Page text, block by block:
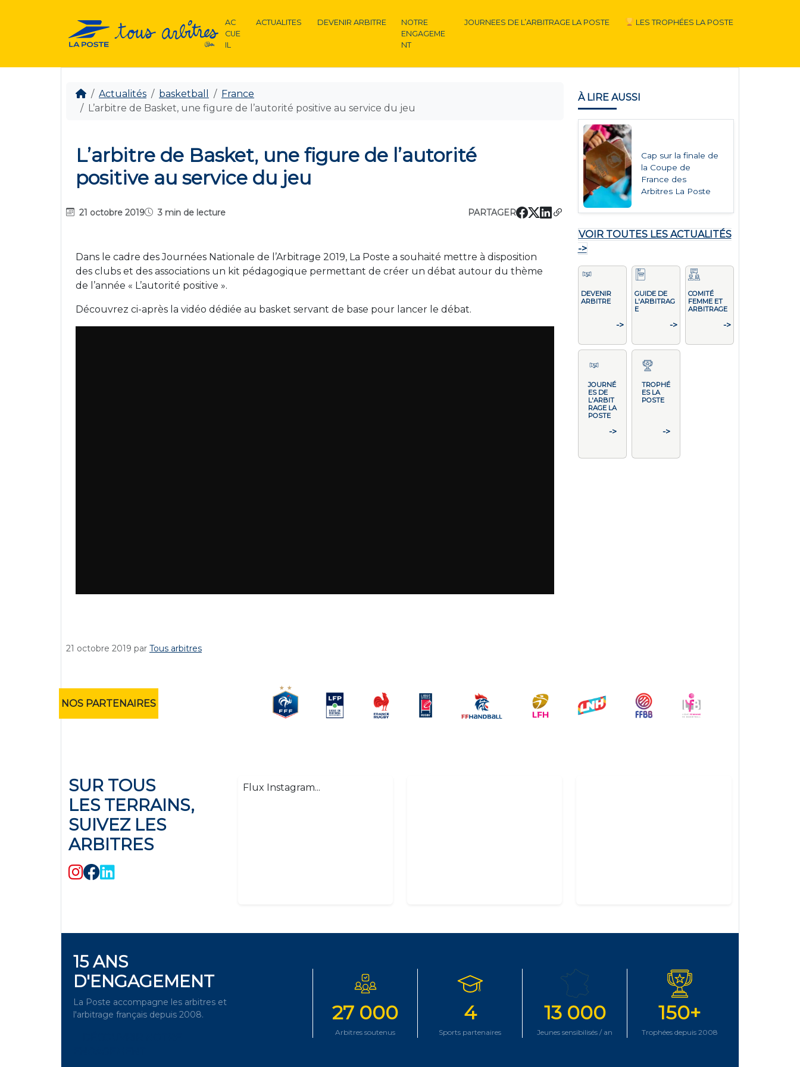
AC
CUE
IL
ACTUALITES DEVENIR ARBITRE
NOTRE
ENGAGEME
NT
JOURNEES DE L’ARBITRAGE LA POSTE LES TROPHÉES LA POSTE
Actualités basketball
France
L’arbitre de Basket, une figure de l’autorité positive au service du jeu
L’arbitre de Basket, une figure de l’autorité
positive au service du jeu
21 octobre 2019 3 min de lecture PARTAGER
Dans le cadre des Journées Nationale de l’Arbitrage 2019, La Poste a souhaité mettre à disposition
des clubs et des associations un kit pédagogique permettant de créer un débat autour du thème
de l’année « L’autorité positive ».
Découvrez ci-après la vidéo dédiée au basket servant de base pour lancer le débat.
21 octobre 2019 par Tous arbitres
À LIRE AUSSI
Cap sur la finale de
la Coupe de
France des
Arbitres La Poste
VOIR TOUTES LES ACTUALITÉS
->
DEVENIR
ARBITRE
->
GUIDE DE
L'ARBITRAG
E
->
COMITÉ
FEMME ET
ARBITRAGE
->
JOURNÉ
ES DE
L'ARBIT
RAGE LA
POSTE
->
TROPHÉ
ES LA
POSTE
->
NOS PARTENAIRES
SUR TOUS
LES TERRAINS,
SUIVEZ LES
ARBITRES
Flux Instagram...
15 ANS
D'ENGAGEMENT
La Poste accompagne les arbitres et
l'arbitrage français depuis 2008.
27 000
Arbitres soutenus
4
Sports partenaires
13 000
Jeunes sensibilisés / an
150+
Trophées depuis 2008